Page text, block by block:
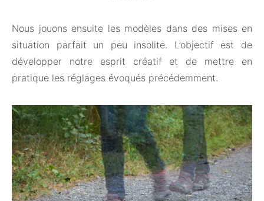
Nous jouons ensuite les modèles dans des mises en
situation parfait un peu insolite. L’objectif est de
développer notre esprit créatif et de mettre en
pratique les réglages évoqués précédemment.